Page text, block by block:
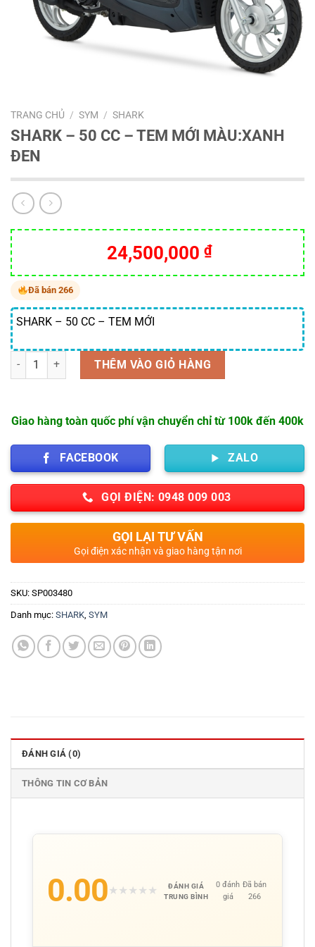
TRANG CHỦ / SYM / SHARK
SHARK – 50 CC – TEM MỚI MÀU:XANH
ĐEN
24,500,000 ₫
Đã bán 266
SHARK – 50 CC – TEM MỚI
Số lượng THÊM VÀO GIỎ HÀNG
Giao hàng toàn quốc phí vận chuyển chỉ từ 100k đến 400k
FACEBOOK ZALO
GỌI ĐIỆN: 0948 009 003
GỌI LẠI TƯ VẤN
Gọi điện xác nhận và giao hàng tận nơi
SKU: SP003480
Danh mục: SHARK, SYM
ĐÁNH GIÁ (0)
THÔNG TIN CƠ BẢN
0.00★ ★ ★ ★ ★
ĐÁNH GIÁ
TRUNG BÌNH
0 đánh
giá
Đã bán
266